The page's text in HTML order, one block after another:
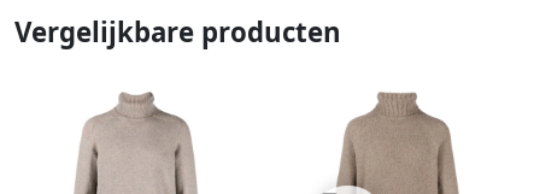
Vergelijkbare producten